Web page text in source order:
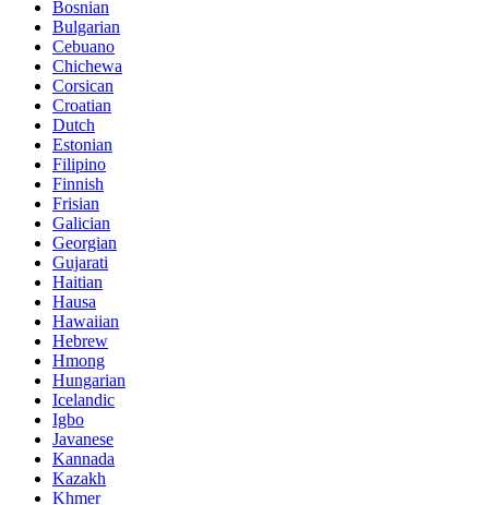
Bosnian
Bulgarian
Cebuano
Chichewa
Corsican
Croatian
Dutch
Estonian
Filipino
Finnish
Frisian
Galician
Georgian
Gujarati
Haitian
Hausa
Hawaiian
Hebrew
Hmong
Hungarian
Icelandic
Igbo
Javanese
Kannada
Kazakh
Khmer